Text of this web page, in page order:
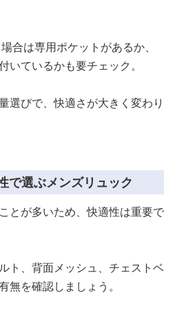
合は専用ポケットがあるか、
いているかも要チェック。
選びで、快適さが大きく変わり
で選ぶメンズリュック
とが多いため、快適性は重要で
ト、背面メッシュ、チェストベ
無を確認しましょう。